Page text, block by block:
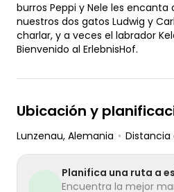
burros Peppi y Nele les encanta
nuestros dos gatos Ludwig y
charlar, y a veces el labrador
Bienvenido al ErlebnisHof.
Ubicación y
Lunzenau, Alemania • Distancia
Planifica una ruta a
Encuentra la mejor